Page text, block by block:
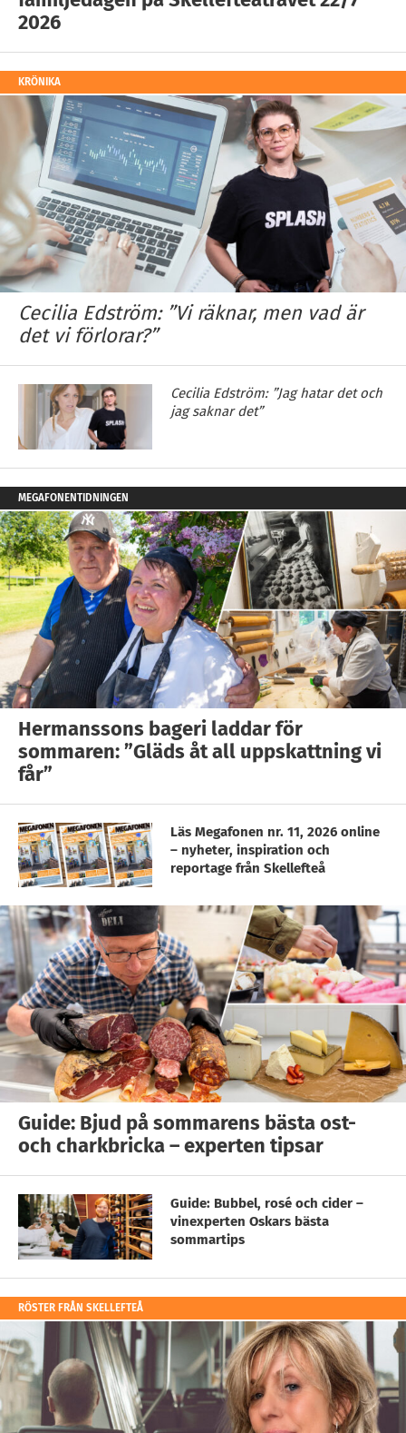
2026
KRÖNIKA
Cecilia Edström: ”Vi räknar, men vad är
det vi förlorar?”
Cecilia Edström: ”Jag hatar det och
jag saknar det”
MEGAFONENTIDNINGEN
Hermanssons bageri laddar för
sommaren: ”Gläds åt all uppskattning vi
får”
Läs Megafonen nr. 11, 2026 online
– nyheter, inspiration och
reportage från Skellefteå
Guide: Bjud på sommarens bästa ost-
och charkbricka – experten tipsar
Guide: Bubbel, rosé och cider –
vinexperten Oskars bästa
sommartips
RÖSTER FRÅN SKELLEFTEÅ